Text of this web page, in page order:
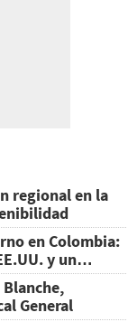
regional en la
en Colombia:
y un
Blanche,
General